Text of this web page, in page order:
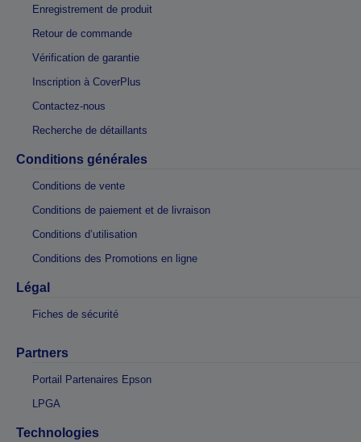
Enregistrement de produit
Retour de commande
Vérification de garantie
Inscription à CoverPlus
Contactez-nous
Recherche de détaillants
Conditions générales
Conditions de vente
Conditions de paiement et de livraison
Conditions d’utilisation
Conditions des Promotions en ligne
Légal
Fiches de sécurité
Partners
Portail Partenaires Epson
LPGA
Technologies